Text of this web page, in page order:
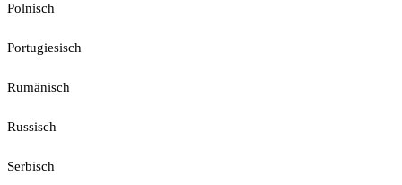
Polnisch
Portugiesisch
Rumänisch
Russisch
Serbisch